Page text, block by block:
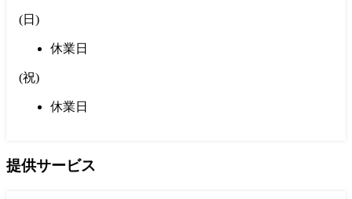
(日 )
休業日
(祝)
休業日
提供サービス